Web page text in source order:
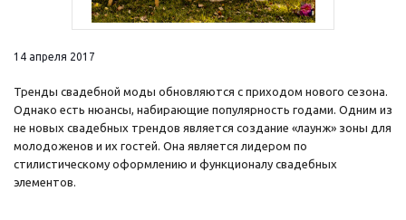
14 апреля 2017
Тренды свадебной моды обновляются с приходом нового сезона.
Однако есть нюансы, набирающие популярность годами. Одним из
не новых свадебных трендов является создание «лаунж» зоны для
молодоженов и их гостей. Она является лидером по
стилистическому оформлению и функционалу свадебных
элементов.